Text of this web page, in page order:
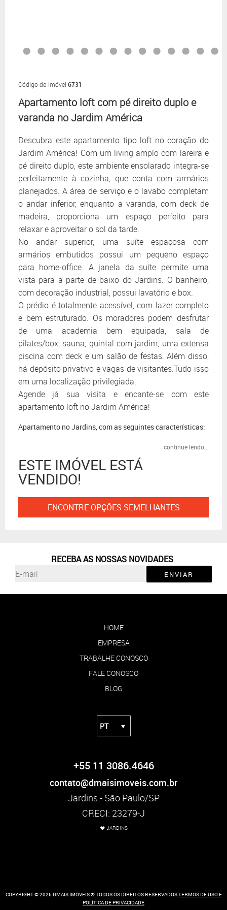
Código do imóvel6731
Apartamento loft com pé direito duplo e
varanda no Jardim América
Descubra este apartamento tipo loft no coração do
Jardim América! Com um living amplo com lareira e
pé direito duplo, este ambiente ensolarado integra-se
perfeitamente à cozinha, que conta com armários
planejados. A área de serviço e o lavabo completam
o andar inferior, enquanto a varanda, com deck de
madeira, proporciona um espaço perfeito para
relaxar e aproveitar o sol da tarde.
No andar superior, uma suíte espaçosa com
armários embutidos possui um pequeno espaço
para home-office. A janela da suíte permite uma
vista para a parte de baixo do Jardins. O banheiro,
com decoração industrial, possui lavatório e box.
O prédio é totalmente acessível, com lazer completo
e bem estruturado. Os moradores podem desfrutar
de uma academia bem equipada, sala de
pilates/box, sauna, quintal com jardim, uma extensa
piscina com deck e um salão de festas. Além disso,
há depósito privativo e vagas de visitantes.Tudo isso
em uma localização privilegiada.
Agende já sua visita e encante-se com este
apartamento loft no Jardim América!
Apartamento no Jardins, com as seguintes características:
continue lendo...
ESTE IMÓVEL ESTÁ
VENDIDO!
ENCONTRE OPÇÕES SEMELHANTES
RECEBA AS NOSSAS NOVIDADES
ENVIAR
HOME
EMPRESA
TRABALHE CONOSCO
FALE CONOSCO
BLOG
+55 11 3086.4646
contato@dmaisimoveis.com.br
Jardins - São Paulo/SP
CRECI: 23279-J
JARDINS
COPYRIGHT © 2026 DMAIS IMÓVEIS ® TODOS OS DIREITOS RESERVADOSTERMOS DE USO E
POLÍTICA DE PRIVACIDADE